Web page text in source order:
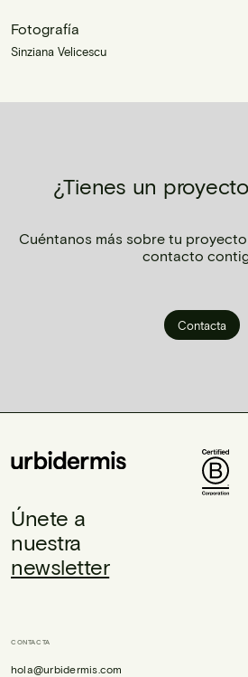
Fotografía
Sinziana Velicescu
¿Tienes un
Cuéntanos más sobre tu
contacto
Contacta
Únete a
nuestra
newsletter
CONTACTA
hola@urbidermis.com